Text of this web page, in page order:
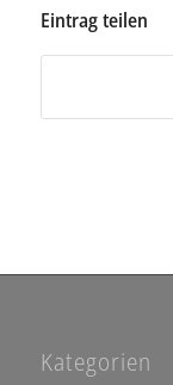
Eintrag teilen
Kategorien